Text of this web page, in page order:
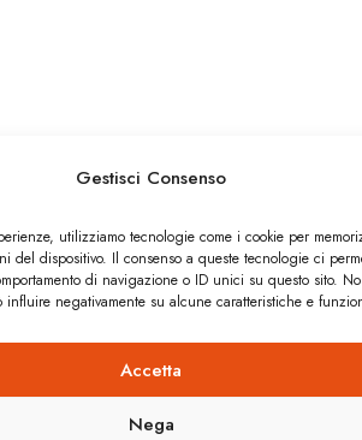
Gestisci Consenso
utilizziamo tecnologie come i cookie per
del dispositivo. Il consenso a queste tecnologie ci
di navigazione o ID unici su questo sito.
negativamente su alcune caratteristiche e
Accetta
Nega